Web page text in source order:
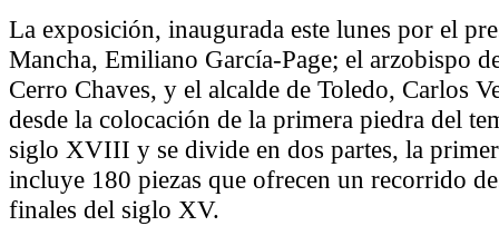
La exposición, inaugurada este lunes por el
Mancha, Emiliano García-Page; el arzobispo
Cerro Chaves, y el alcalde de Toledo, Carlos
desde la colocación de la primera piedra del
siglo XVIII y se divide en dos partes, la
incluye 180 piezas que ofrecen un recorrido
finales del siglo XV.